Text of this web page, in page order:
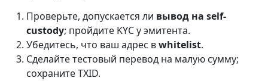
Проверьте, допускается ли вывод на self-
custody; пройдите KYC у эмитента.
Убедитесь, что ваш адрес вwhitelist.
Сделайте тестовый перевод на малую сумму;
сохраните TXID.